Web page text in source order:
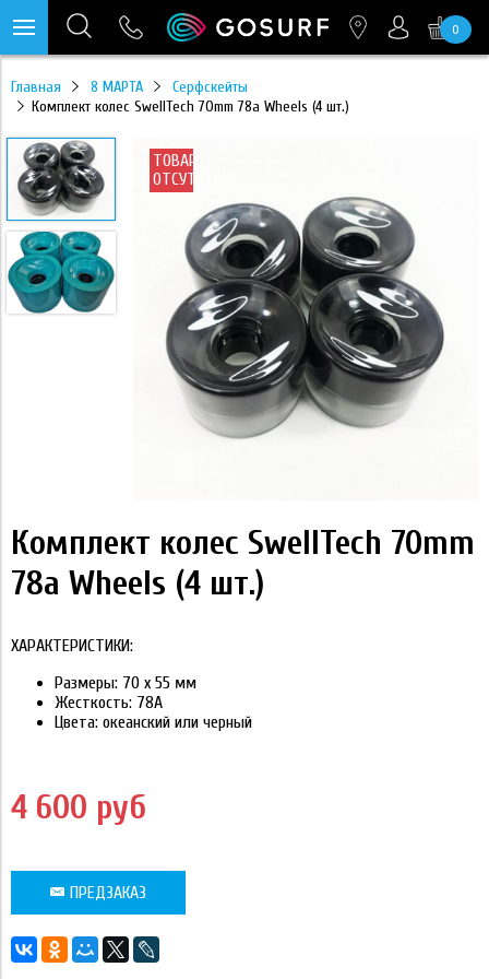
0
Главная 8 МАРТА
Серфскейты
Комплект колес SwellTech 70mm 78a Wheels (4 шт.)
ТОВАР
ОТСУТСТВУЕТ
Комплект колес SwellTech 70mm
78a Wheels (4 шт.)
ХАРАКТЕРИСТИКИ:
Размеры: 70 x 55 мм
Жесткость: 78A
Цвета: океанский или черный
4 600 руб
ПРЕДЗАКАЗ
https://mc.yandex.ru/pixel/28467905289433451?rnd=%aw_random%